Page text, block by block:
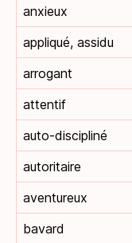
anxieux
appliqué, assidu
arrogant
attentif
auto-discipliné
autoritaire
aventureux
bavard